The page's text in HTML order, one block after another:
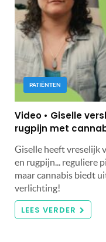
PATIËNTEN
Video • Giselle
rugpijn met
Giselle heeft vreselijk
en rugpijn... reguliere
maar cannabis biedt
verlichting!
LEES VERDER